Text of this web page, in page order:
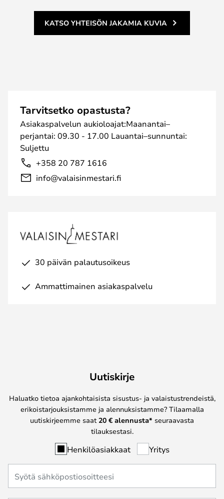
KATSO YHTEISÖN JAKAMIA KUVIA
Tarvitsetko opastusta?
Asiakaspalvelun aukioloajat:Maanantai–
perjantai: 09.30 - 17.00 Lauantai–sunnuntai:
Suljettu
+358 20 787 1616
info@valaisinmestari.fi
30 päivän palautusoikeus
Ammattimainen asiakaspalvelu
Uutiskirje
Haluatko tietoa ajankohtaisista sisustus- ja valaistustrendeistä,
erikoistarjouksistamme ja alennuksistamme? Tilaamalla
uutiskirjeemme saat 20 € alennusta* seuraavasta
tilauksestasi.
Henkilöasiakkaat Yritys